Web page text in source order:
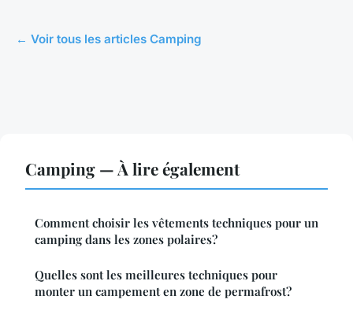
← Voir tous les articles Camping
Camping — À lire également
Comment choisir les vêtements techniques pour un
camping dans les zones polaires?
Quelles sont les meilleures techniques pour
monter un campement en zone de permafrost?